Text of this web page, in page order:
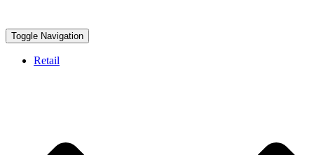
Toggle Navigation
Retail